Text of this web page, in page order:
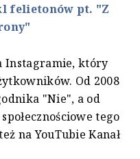
felietonów pt. "Z
Instagramie, który
Od 2008
"Nie", a od
tego
na YouTubie Kanał